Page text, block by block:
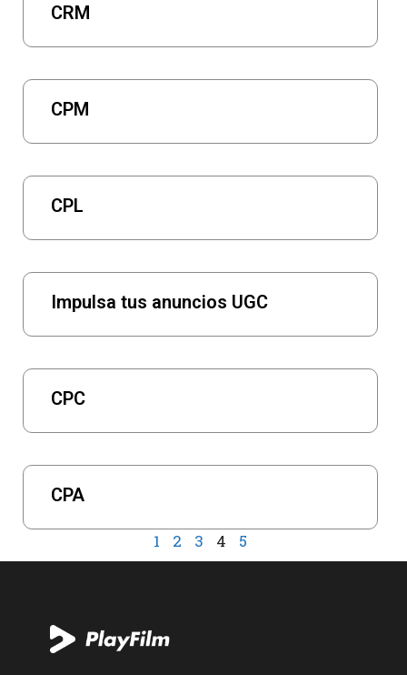
CRM
CPM
CPL
Impulsa tus anuncios UGC
CPC
CPA
1 2 3 4 5